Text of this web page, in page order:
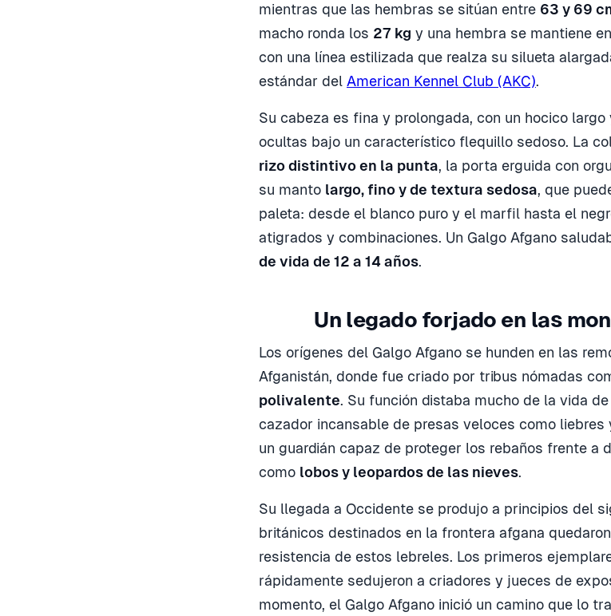
mientras que las hembras se sitúan entre 63 y 69
macho ronda los 27 kg y una hembra se mantiene
con una línea estilizada que realza su silueta
estándar del American Kennel Club (AKC).
Su cabeza es fina y prolongada, con un hocico largo
ocultas bajo un característico flequillo sedoso. La
rizo distintivo en la punta, la porta erguida con
su manto largo, fino y de textura sedosa, que
paleta: desde el blanco puro y el marfil hasta el
atigrados y combinaciones. Un Galgo Afgano
de vida de 12 a 14 años.
Un legado forjado en las
Los orígenes del Galgo Afgano se hunden en las
Afganistán, donde fue criado por tribus nómadas
polivalente. Su función distaba mucho de la vida
cazador incansable de presas veloces como
un guardián capaz de proteger los rebaños frente a
como lobos y leopardos de las nieves.
Su llegada a Occidente se produjo a principios del
británicos destinados en la frontera afgana
resistencia de estos lebreles. Los primeros
rápidamente sedujeron a criadores y jueces de
momento, el Galgo Afgano inició un camino que lo